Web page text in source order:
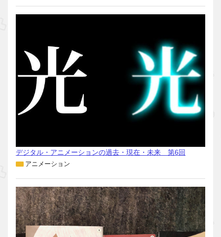
デジタル・アニメーションの過去・現在・未来 第6回
アニメーション